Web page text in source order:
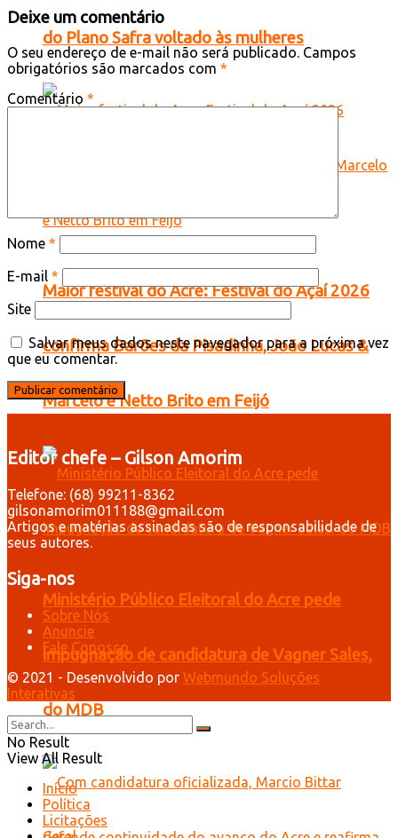
do Plano Safra voltado às mulheres
Maior festival do Acre: Festival do Açaí 2026
confirma Barões da Pisadinha, João Lucas &
Marcelo e Netto Brito em Feijó
Ministério Público Eleitoral do Acre pede
impugnação de candidatura de Vagner Sales,
do MDB
Deixe um comentário
O seu endereço de e-mail não será publicado. Campos
obrigatórios são marcados com *
Comentário *
Nome *
E-mail *
Site
Salvar meus dados neste navegador para a próxima vez
que eu comentar.
Editor chefe – Gilson Amorim
Telefone: (68) 99211-8362
gilsonamorim011188@gmail.com
Artigos e matérias assinadas são de responsabilidade de
seus autores.
Siga-nos
Sobre Nós
Anuncie
Fale Conosco
© 2021 - Desenvolvido por Webmundo Soluções
Interativas
No Result
View All Result
Início
Política
Licitações